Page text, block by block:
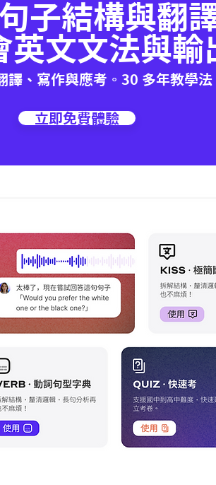
子結構與翻
英文文法與輸
、寫作與應考。30 多年教學法
立即免費體驗